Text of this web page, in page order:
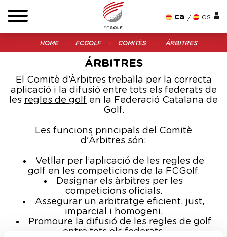
ca es
HOME FCGOLF COMITÈS ÁRBITRES
ÁRBITRES
El Comitè d’Àrbitres treballa per la correcta
aplicació i la difusió entre tots els federats de
les regles de golf en la Federació Catalana de
Golf.
Les funcions principals del Comitè
d'Àrbitres són:
Vetllar per l’aplicació de les regles de
golf en les competicions de la FCGolf.
Designar els àrbitres per les
competicions oficials.
Assegurar un arbitratge eficient, just,
imparcial i homogeni.
Promoure la difusió de les regles de golf
entre tots els federats.